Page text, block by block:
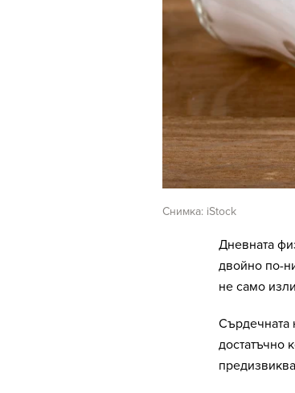
Снимка: iStock
Дневната
двойно по-
не само
Сърдечната
достатъчно